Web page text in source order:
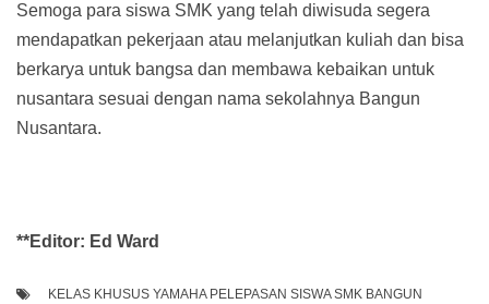
Semoga para siswa SMK yang telah diwisuda segera
mendapatkan pekerjaan atau melanjutkan kuliah dan bisa
berkarya untuk bangsa dan membawa kebaikan untuk
nusantara sesuai dengan nama sekolahnya Bangun
Nusantara.
**Editor: Ed Ward
KELAS KHUSUS YAMAHA PELEPASAN SISWA SMK BANGUN